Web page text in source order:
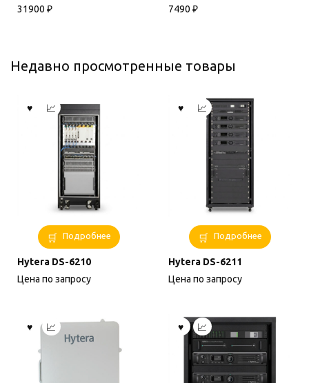
31900 ₽
7490 ₽
Недавно просмотренные товары
Подробнее
Hytera DS-6210
Цена по запросу
Подробнее
Hytera DS-6211
Цена по запросу